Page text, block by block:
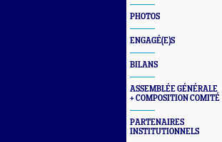
PHOTOS
ENGAGÉ(E)S
BILANS
ASSEMBLÉE GÉNÉRALE
+ COMPOSITION COMITÉ
PARTENAIRES
INSTITUTIONNELS